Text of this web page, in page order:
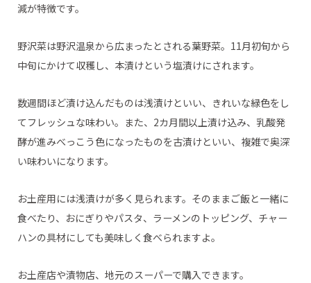
減が特徴です。
野沢菜は野沢温泉から広まったとされる葉野菜。11月初旬から
中旬にかけて収穫し、本漬けという塩漬けにされます。
数週間ほど漬け込んだものは浅漬けといい、きれいな緑色をし
てフレッシュな味わい。また、2カ月間以上漬け込み、乳酸発
酵が進みべっこう色になったものを古漬けといい、複雑で奥深
い味わいになります。
お土産用には浅漬けが多く見られます。そのままご飯と一緒に
食べたり、おにぎりやパスタ、ラーメンのトッピング、チャー
ハンの具材にしても美味しく食べられますよ。
お土産店や漬物店、地元のスーパーで購入できます。